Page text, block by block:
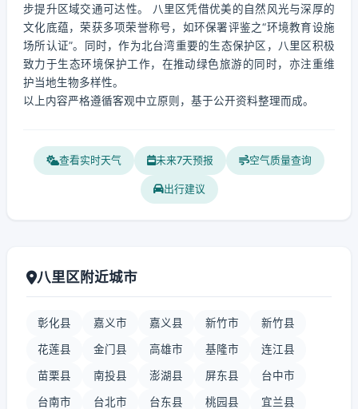
步提升区域交通可达性。 八里区凭借优美的自然风光与深厚的
文化底蕴，荣获多项荣誉称号，如环保署评鉴之“环境教育设施
场所认证”。同时，作为北台湾重要的生态保护区，八里区积极
致力于生态环境保护工作，在推动绿色旅游的同时，亦注重维
护当地生物多样性。
以上内容严格遵循客观中立原则，基于公开资料整理而成。
查看实时天气 未来7天预报 空气质量查询
出行建议
八里区附近城市
彰化县 嘉义市 嘉义县 新竹市 新竹县
花莲县 金门县 高雄市 基隆市 连江县
苗栗县 南投县 澎湖县 屏东县 台中市
台南市 台北市 台东县 桃园县 宜兰县